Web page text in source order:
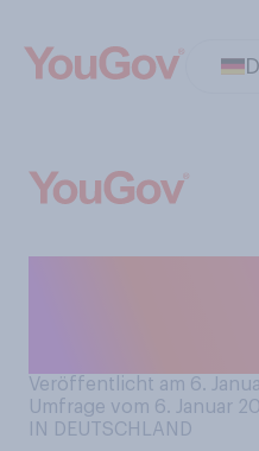
Veröffentlicht am 6.
Umfrage vom 6. Januar
IN DEUTSCHLAND